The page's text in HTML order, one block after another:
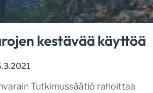
kestävää käyttöä
Tutkimussäätiö rahoittaa